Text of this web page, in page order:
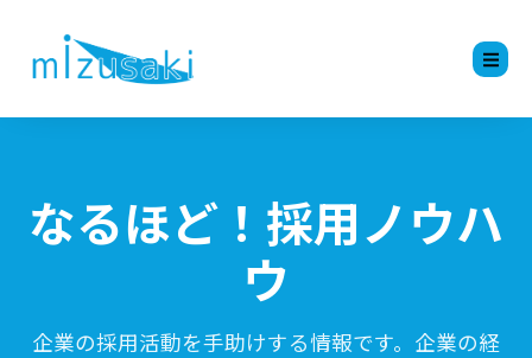
なるほど！採用ノウハ
ウ
企業の採用活動を手助けする情報です。企業の経